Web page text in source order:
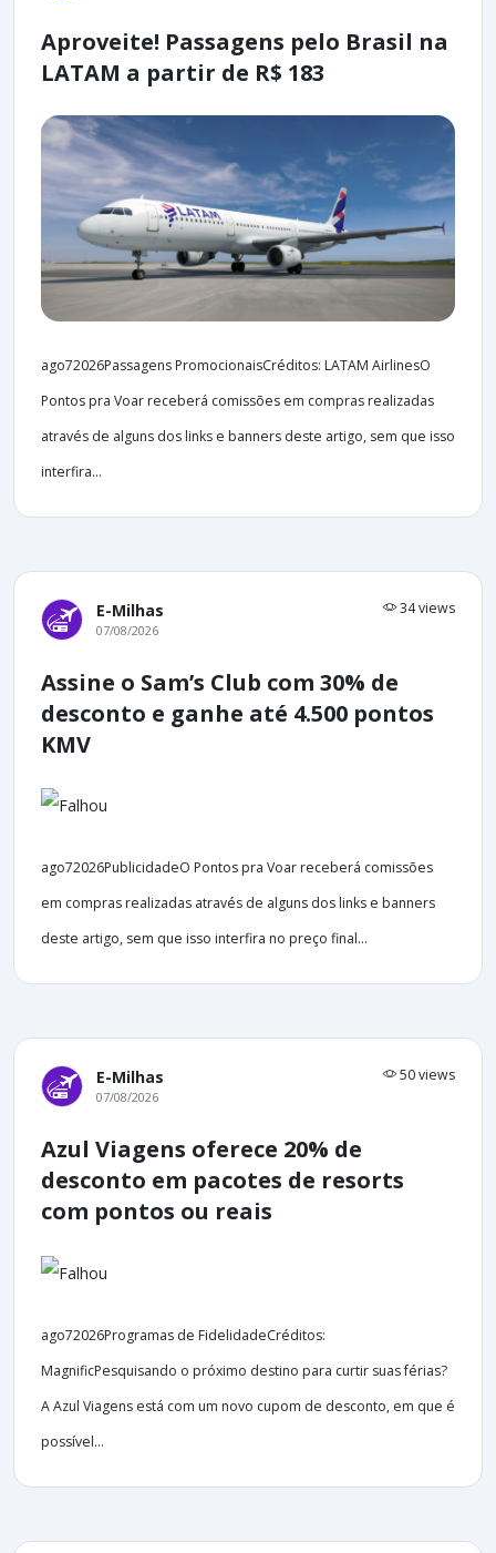
Aproveite! Passagens pelo Brasil na
LATAM a partir de R$ 183
ago72026Passagens PromocionaisCréditos: LATAM AirlinesO
Pontos pra Voar receberá comissões em compras realizadas
através de alguns dos links e banners deste artigo, sem que isso
interfira...
E-Milhas 34 views
07/08/2026
Assine o Sam’s Club com 30% de
desconto e ganhe até 4.500 pontos
KMV
ago72026PublicidadeO Pontos pra Voar receberá comissões
em compras realizadas através de alguns dos links e banners
deste artigo, sem que isso interfira no preço final...
E-Milhas 50 views
07/08/2026
Azul Viagens oferece 20% de
desconto em pacotes de resorts
com pontos ou reais
ago72026Programas de FidelidadeCréditos:
MagnificPesquisando o próximo destino para curtir suas férias?
A Azul Viagens está com um novo cupom de desconto, em que é
possível...